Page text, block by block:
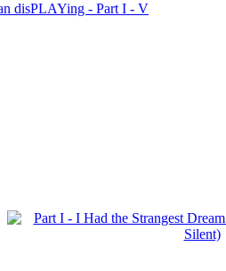
disPLAYing - Part I - V